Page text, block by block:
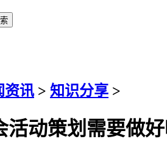
资讯> 知识分享 >
活动策划需要做